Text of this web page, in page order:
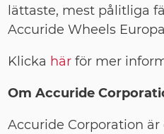
lättaste, mest pålitliga
Accuride Wheels
Klicka här för mer
Om Accuride
Accuride Corporation